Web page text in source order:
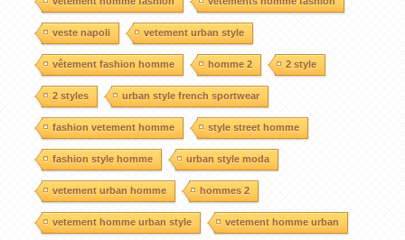
veste napoli vetement urban style
vêtement fashion homme homme 2 2 style
2 styles urban style french sportwear
fashion vetement homme style street homme
fashion style homme urban style moda
vetement urban homme hommes 2
vetement homme urban style vetement homme urban